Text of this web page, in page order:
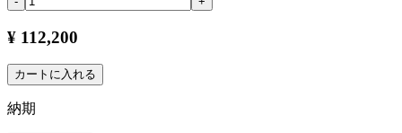
¥ 112,200
カートに入れる
納期